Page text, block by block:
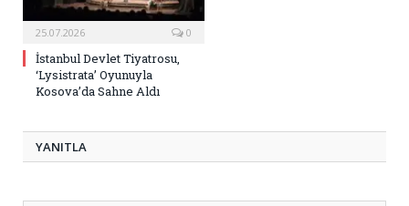
25.07.2026 0
İstanbul Devlet Tiyatrosu,
‘Lysistrata’ Oyunuyla
Kosova’da Sahne Aldı
YANITLA